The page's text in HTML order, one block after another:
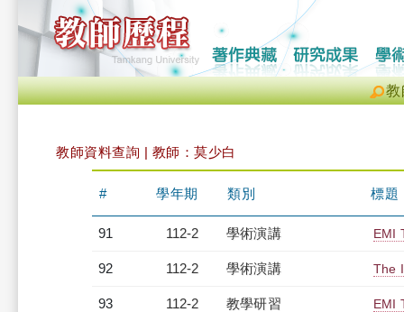
教
教師資料查詢 | 教師：莫少白
# 學年期 類別 標題
91 112-2 學術演講 EMI
92 112-2 學術演講 The
93 112-2 教學研習
EMI